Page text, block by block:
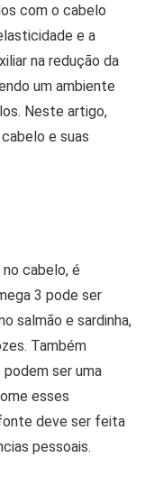
com o cabelo
e a
na redução da
um ambiente
Neste artigo,
e suas
cabelo, é
3 pode ser
salmão e sardinha,
Também
ser uma
esses
deve ser feita
pessoais.